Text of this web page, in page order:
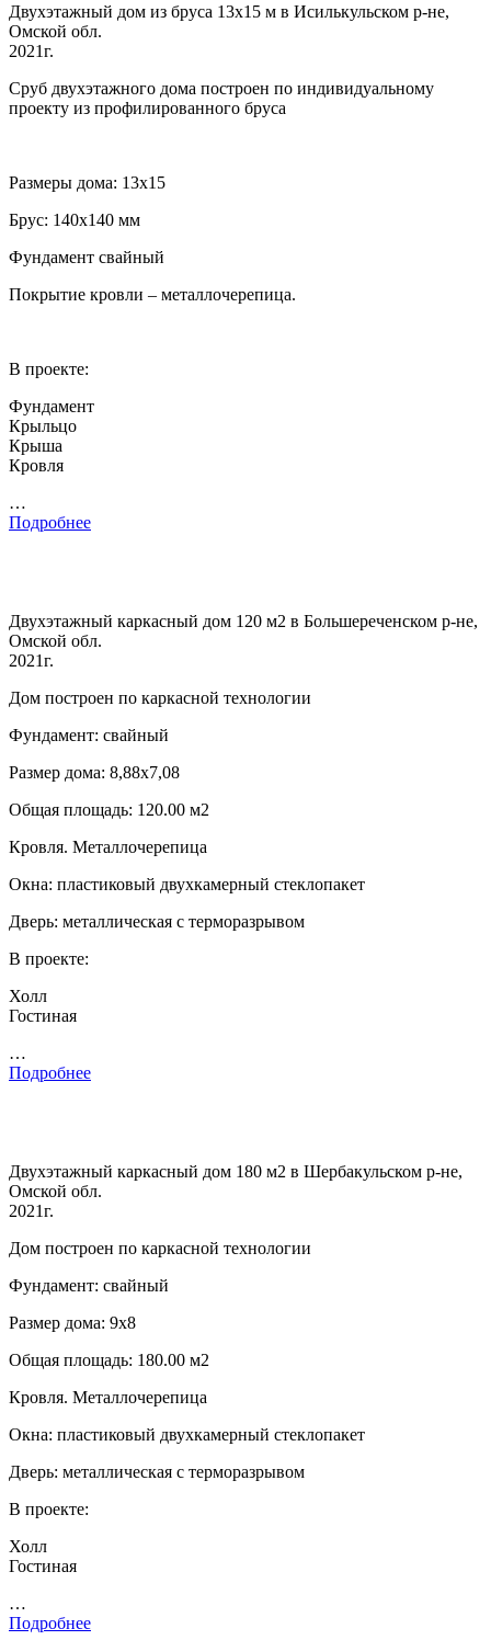
Двухэтажный дом из бруса 13х15 м в Исилькульском р-не,
Омской обл.
2021г.
Сруб двухэтажного дома построен по индивидуальному
проекту из профилированного бруса
Размеры дома: 13х15
Брус: 140х140 мм
Фундамент свайный
Покрытие кровли – металлочерепица.
В проекте:
Фундамент
Крыльцо
Крыша
Кровля
…
Подробнее
Двухэтажный каркасный дом 120 м2 в Большереченском р-не,
Омской обл.
2021г.
Дом построен по каркасной технологии
Фундамент: свайный
Размер дома: 8,88х7,08
Общая площадь: 120.00 м2
Кровля. Металлочерепица
Окна: пластиковый двухкамерный стеклопакет
Дверь: металлическая с терморазрывом
В проекте:
Холл
Гостиная
…
Подробнее
Двухэтажный каркасный дом 180 м2 в Шербакульском р-не,
Омской обл.
2021г.
Дом построен по каркасной технологии
Фундамент: свайный
Размер дома: 9х8
Общая площадь: 180.00 м2
Кровля. Металлочерепица
Окна: пластиковый двухкамерный стеклопакет
Дверь: металлическая с терморазрывом
В проекте:
Холл
Гостиная
…
Подробнее